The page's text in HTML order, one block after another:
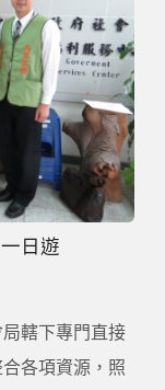
日遊
轄下專門直接
各項資源，照